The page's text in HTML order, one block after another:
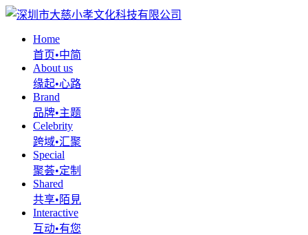
Home
首页•中简
About us
缘起•心路
Brand
品牌•主题
Celebrity
跨域•汇聚
Special
聚荟•定制
Shared
共享•陌見
Interactive
互动•有您